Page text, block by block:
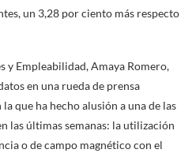
un 3,28 por ciento más respecto
y Empleabilidad, Amaya Romero,
en una rueda de prensa
que ha hecho alusión a una de las
las últimas semanas: la utilización
o de campo magnético con el